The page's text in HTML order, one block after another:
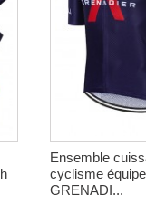
Ensemble
cyclisme
GRENADI...